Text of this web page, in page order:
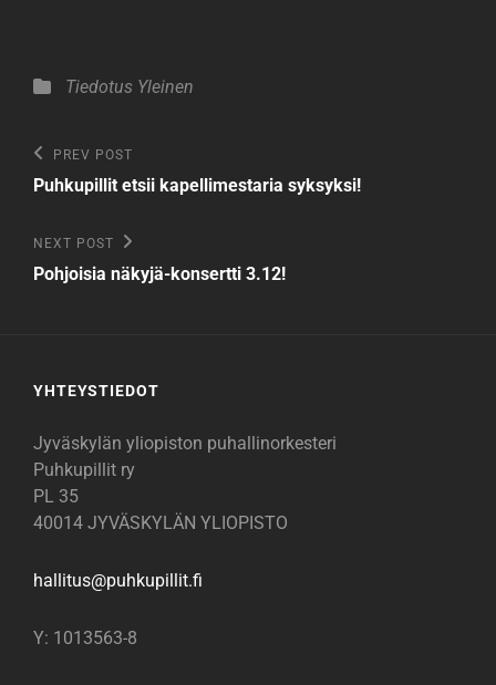
Categories
Tiedotus Yleinen
Artikkelien
selaus
Previous
Post
PREV POST
Puhkupillit etsii kapellimestaria syksyksi!
Next
Post
NEXT POST
Pohjoisia näkyjä-konsertti 3.12!
YHTEYSTIEDOT
Jyväskylän yliopiston puhallinorkesteri
Puhkupillit ry
PL 35
40014 JYVÄSKYLÄN YLIOPISTO
hallitus@puhkupillit.fi
Y: 1013563-8